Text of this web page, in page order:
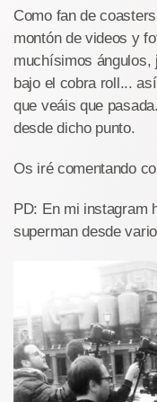
Como fan de
montón de videos y
muchísimos ángulos,
bajo el cobra roll...
que veáis que
desde dicho punto.
Os iré comentando
PD: En mi instagram
superman desde